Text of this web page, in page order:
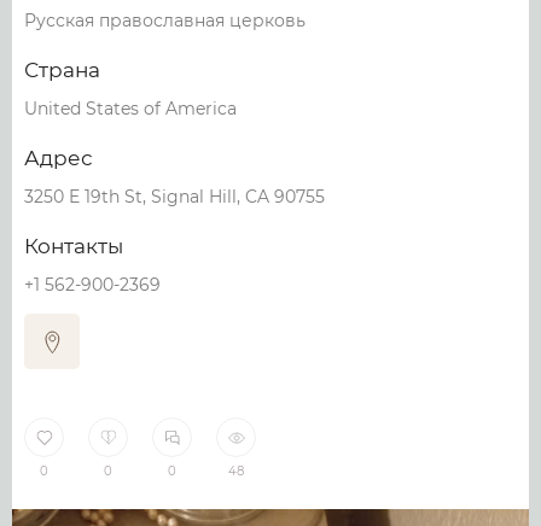
Русская православная церковь
Страна
United States of America
Адрес
3250 E 19th St, Signal Hill, CA 90755
Контакты
+1 562-900-2369
0 0 0 48